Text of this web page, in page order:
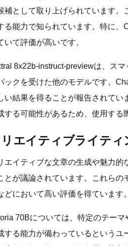
補として取り上げられています
る能力で知られています。特に
いて評価が高いです。
8x22b-instruct-previewは、ス
ックを受けた他のモデルです。
い結果を得ることが報告されて
する可能性があるため、使用する
エイティブライテ
エイティブな文章の生成や魅力
とが議論されています。これらの
どにおいて高い評価を得ています。
70Bについては、特定のテー
する能力が備わっているというユ